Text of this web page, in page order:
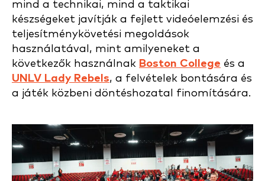
mind a technikai, mind a taktikai
készségeket javítják a fejlett videóelemzési és
teljesítménykövetési megoldások
használatával, mint amilyeneket a
következők használnak Boston College és a
UNLV Lady Rebels, a felvételek bontására és
a játék közbeni döntéshozatal finomítására.